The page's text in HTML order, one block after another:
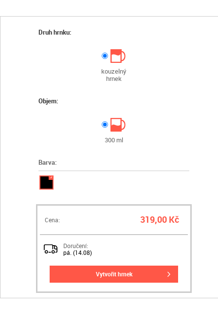
Druh hrnku:
kouzelný
hrnek
Objem:
300 ml
Barva:
✓
Cena: 319,00 Kč
Doručení:
pá. (14.08)
vytvořit hrnek